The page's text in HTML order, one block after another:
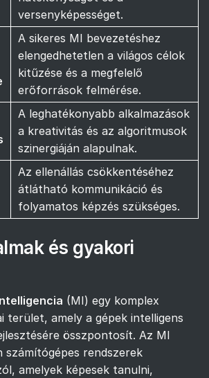
versenyképességet.
A sikeres MI bevezetéshez
elengedhetetlen a világos célok
kitűzése és a megfelelő
erőforrások felmérése.
A leghatékonyabb alkalmazások
a kreativitás és az algoritmusok
szinergiáján alapulnak.
Az ellenállás csökkentéséhez
átlátható kommunikáció és
folyamatos képzés szükséges.
és gyakori
(MI) egy komplex
terület, amely a gépek intelligens
összpontosít. Az MI
számítógépes rendszerek
amelyek képesek tanulni,